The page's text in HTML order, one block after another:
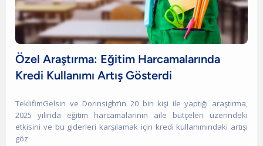
Özel Araştırma: Eğitim Harcamalarında
Kredi Kullanımı Artış Gösterdi
TeklifimGelsin ve Dorinsight’ın 20 bin kişi ile yaptığı araştırma,
2025 yılında eğitim harcamalarının aile bütçeleri üzerindeki
etkisini ve bu giderleri karşılamak için kredi kullanımındaki artışı
göz